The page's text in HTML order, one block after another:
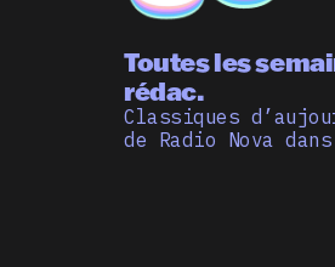
Toutes les
rédac.
Classiques
de Radio Nova